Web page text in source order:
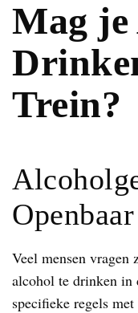
Mag
Trein?
Veel mensen vragen
alcohol te drinken in
specifieke regels